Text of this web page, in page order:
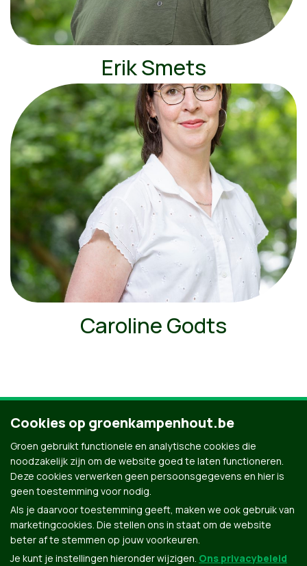
Erik Smets
Caroline Godts
Ontdek al onze mensen
Cookies op groenkampenhout.be
Groen gebruikt functionele en analytische cookies die
noodzakelijk zijn om de website goed te laten functioneren.
Deze cookies verwerken geen persoonsgegevens en hier is
geen toestemming voor nodig.
Als je daarvoor toestemming geeft, maken we ook gebruik van
marketingcookies. Die stellen ons in staat om de website
beter af te stemmen op jouw voorkeuren.
Je kunt je instellingen hieronder wijzigen. Ons privacybeleid